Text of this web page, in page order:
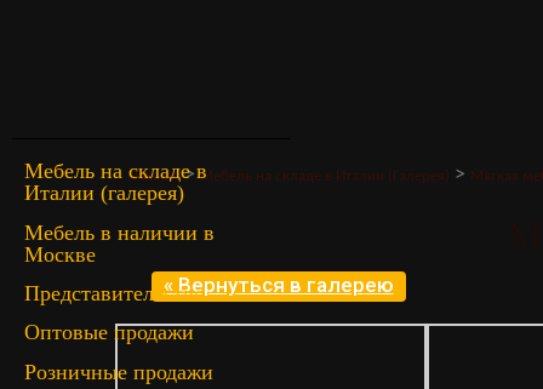
Мебель на складе в
Италии (галерея)
Мебель в наличии в
Москве
Представительство
Оптовые продажи
Розничные продажи
Главная>Мебель на складе в Италии (Галерея) > Мягкая
« Вернуться в галерею